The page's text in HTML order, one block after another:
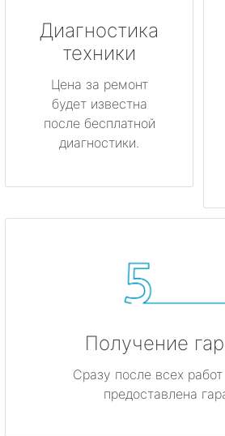
Диагностика
техники
Цена за ремонт
будет известна
после бесплатной
диагностики.
Получение
Сразу после всех
предоставлена